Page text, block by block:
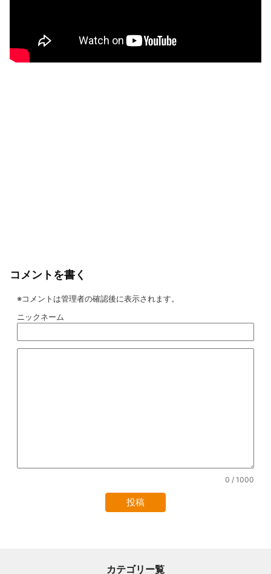
コメントを書く
※コメントは管理者の確認後に表示されます。
ニックネーム
0 / 1000
カテゴリー覧